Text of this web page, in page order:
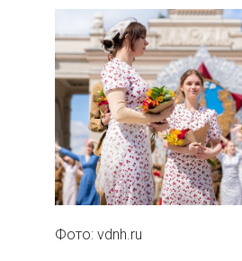
Фото: vdnh.ru